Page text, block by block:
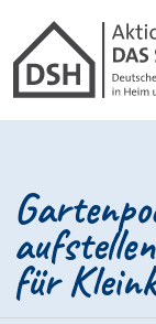
für